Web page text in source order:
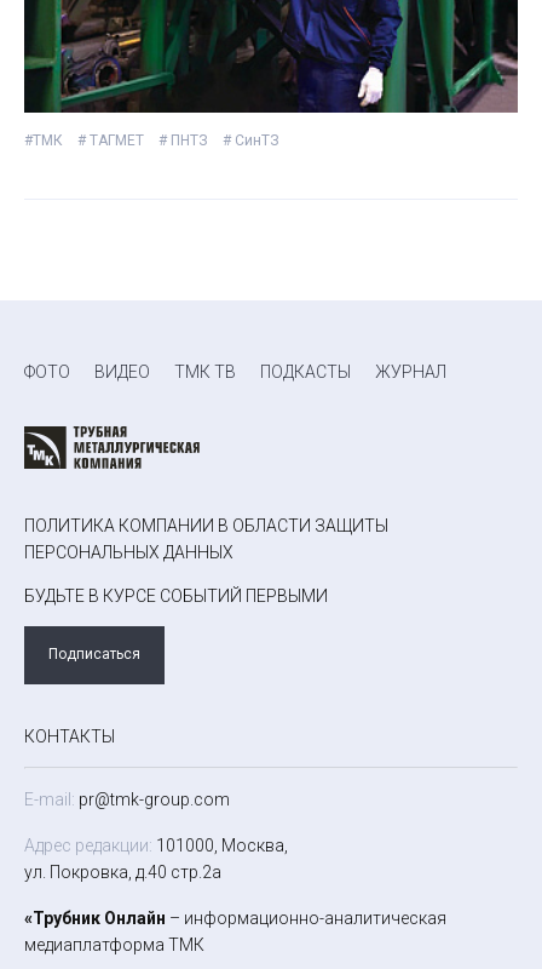
#ТМК # ТАГМЕТ # ПНТЗ # СинТЗ
ФОТО ВИДЕО ТМК ТВ ПОДКАСТЫ ЖУРНАЛ
ПОЛИТИКА КОМПАНИИ В ОБЛАСТИ ЗАЩИТЫ
ПЕРСОНАЛЬНЫХ ДАННЫХ
БУДЬТЕ В КУРСЕ СОБЫТИЙ ПЕРВЫМИ
Подписаться
КОНТАКТЫ
E-mail: pr@tmk-group.com
Адрес редакции: 101000, Москва,
ул. Покровка, д.40 стр.2а
«Трубник Онлайн – информационно-аналитическая
медиаплатформа ТМК